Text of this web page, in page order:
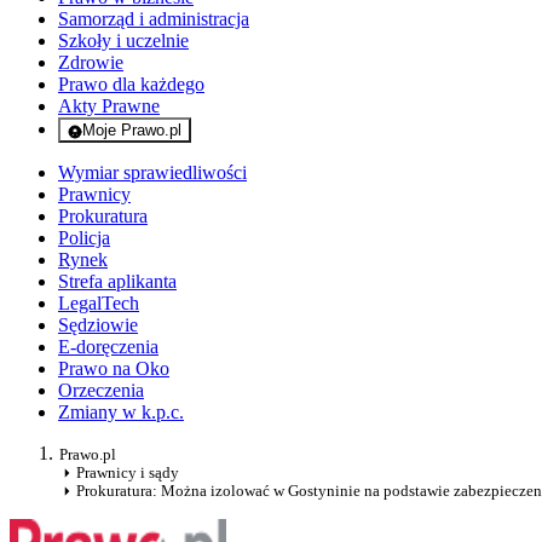
Samorząd i administracja
Szkoły i uczelnie
Zdrowie
Prawo dla każdego
Akty Prawne
Moje Prawo.pl
- rejestracja i logowanie do serwisu
Wymiar sprawiedliwości
Prawnicy
Prokuratura
Policja
Rynek
Strefa aplikanta
LegalTech
Sędziowie
E-doręczenia
Prawo na Oko
Orzeczenia
Zmiany w k.p.c.
Prawo.pl
Prawnicy i sądy
Prokuratura: Można izolować w Gostyninie na podstawie